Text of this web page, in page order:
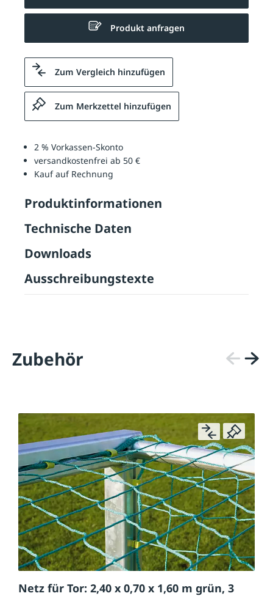
Produkt anfragen
Zum Vergleich hinzufügen
Zum Merkzettel hinzufügen
2 % Vorkassen-Skonto
versandkostenfrei ab 50 €
Kauf auf Rechnung
Produktinformationen
Technische Daten
Downloads
Ausschreibungstexte
Zubehör
Netz für Tor: 2,40 x 0,70 x 1,60 m grün, 3